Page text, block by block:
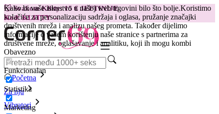
Kako bi vaše iskustvo u našoj web trgovini bilo što bolje.Koristimo
kolačiće za personalizaciju sadržaja i oglasa, pružanje značajki
društvenih mreža i analizu našeg prometa. Također dijelimo
informacije o vašem korištenju naše stranice s partnerima za
društvene mreže, oglašavanje i analitiku, koji ih mogu kombi
Obavezno
Funkcionalan
Statistika
Marketing
😽Svakom Klitty: 15 € JEFTINIJE
Kod: KLITTY →
Početna
Za nju
Vibratori